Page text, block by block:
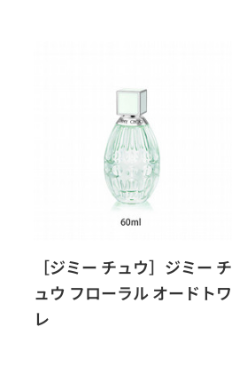
［ジミー チュウ］ジミー チ
ュウ フローラル オードトワ
レ